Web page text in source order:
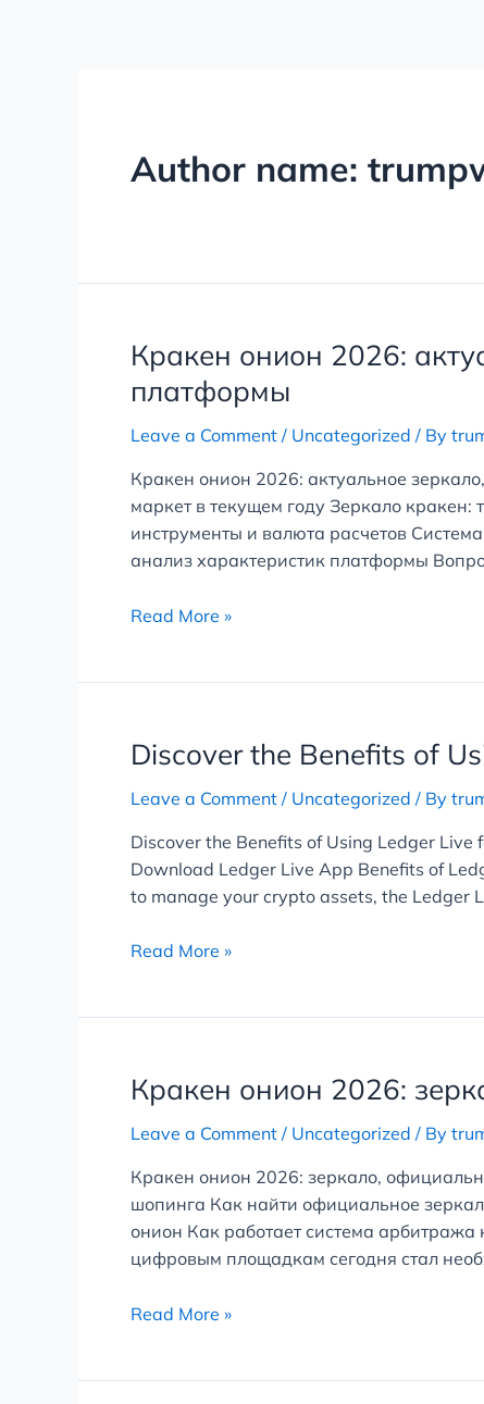
Author name:
Кракен онион 2026:
платформы
Leave a Comment / Uncategorized / By
Кракен онион 2026: актуальное
маркет в текущем году Зеркало
инструменты и валюта расчетов
анализ характеристик платформы
Кракен
онион
2026:
актуальное
обзор
кракен
маркет
и
работы
Read More »
Discover the Benefits of
Leave a Comment / Uncategorized / By
Discover the Benefits of Using Ledger
Download Ledger Live App Benefits of
to manage your crypto assets, the Ledger
Discover
Benefits
Using
Ledger
Live
Crypto
Read More »
Кракен онион 2026:
Leave a Comment / Uncategorized / By
Кракен онион 2026: зеркало,
шопинга Как найти официальное
онион Как работает система
цифровым площадкам сегодня стал
Кракен
онион
2026:
официальный
обзор
Read More »